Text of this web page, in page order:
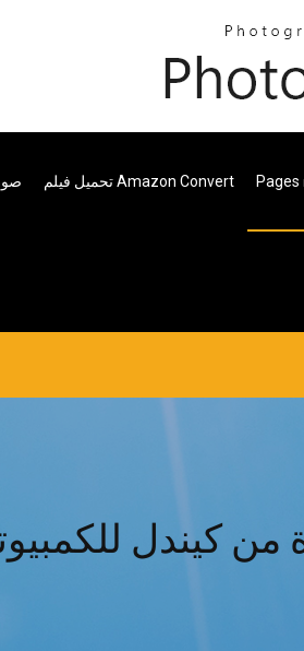
تحميل فيلم Amazon Convert Pages
من كيندل